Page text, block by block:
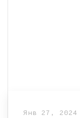
Янв 27, 2024